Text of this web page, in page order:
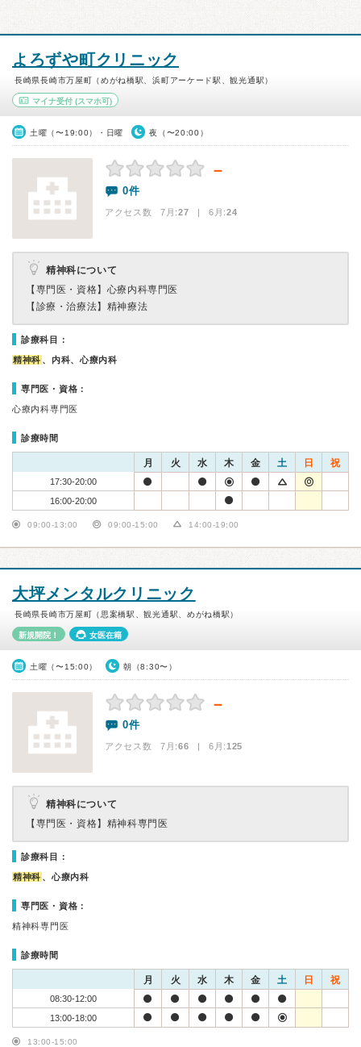
よろずや町クリニック
長崎県長崎市万屋町（めがね橋駅、浜町アーケード駅、観光通駅）
マイナ受付 (スマホ可)
土曜（〜19:00）・日曜 夜（〜20:00）
－
0件
アクセス数 7月:27 | 6月:24
精神科について
【専門医・資格】 心療内科専門医
【診療・治療法】 精神療法
診療科目：
精神科 、内科、心療内科
専門医・資格：
心療内科専門医
診療時間
月 火 水 木 金 土 日 祝
17:30-20:00
16:00-20:00
09:00-13:00 09:00-15:00 14:00-19:00
大坪メンタルクリニック
長崎県長崎市万屋町（思案橋駅、観光通駅、めがね橋駅）
新規開院！ 女医在籍
土曜（〜15:00） 朝（8:30〜）
－
0件
アクセス数 7月:66 | 6月:125
精神科について
【専門医・資格】 精神科専門医
診療科目：
精神科 、心療内科
専門医・資格：
精神科専門医
診療時間
月 火 水 木 金 土 日 祝
08:30-12:00
13:00-18:00
13:00-15:00